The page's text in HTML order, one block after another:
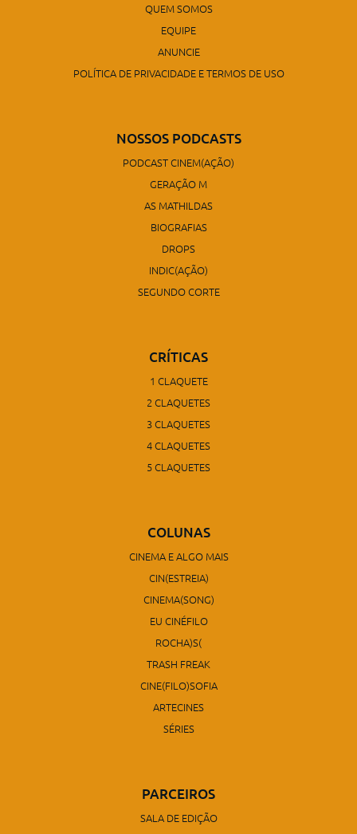
QUEM SOMOS
EQUIPE
ANUNCIE
POLÍTICA DE PRIVACIDADE E TERMOS DE USO
NOSSOS PODCASTS
PODCAST CINEM(AÇÃO)
GERAÇÃO M
AS MATHILDAS
BIOGRAFIAS
DROPS
INDIC(AÇÃO)
SEGUNDO CORTE
CRÍTICAS
1 CLAQUETE
2 CLAQUETES
3 CLAQUETES
4 CLAQUETES
5 CLAQUETES
COLUNAS
CINEMA E ALGO MAIS
CIN(ESTREIA)
CINEMA(SONG)
EU CINÉFILO
ROCHA)S(
TRASH FREAK
CINE(FILO)SOFIA
ARTECINES
SÉRIES
PARCEIROS
SALA DE EDIÇÃO